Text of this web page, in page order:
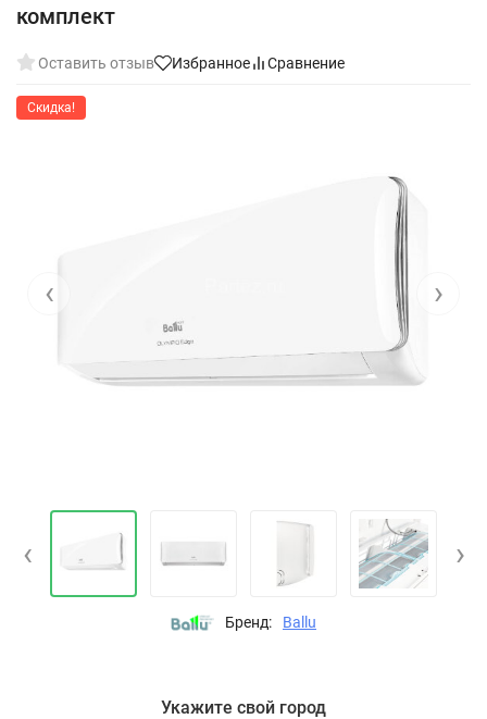
комплект
Оставить отзыв Избранное Сравнение
Скидка!
‹ ›
‹ ›
Бренд: Ballu
Укажите свой город